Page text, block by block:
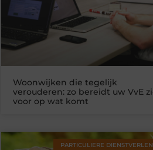
Woonwijken die tegelijk
verouderen: zo bereidt uw VvE
voor op wat komt
PARTICULIERE